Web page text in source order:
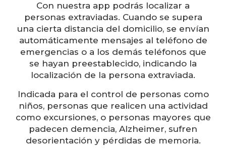
Con nuestra app podrás localizar a
personas extraviadas. Cuando se supera
una cierta distancia del domicilio, se envían
automáticamente mensajes al teléfono de
emergencias o a los demás teléfonos que
se hayan preestablecido, indicando la
localización de la persona extraviada.
Indicada para el control de personas como
niños, personas que realicen una actividad
como excursiones, o personas mayores que
padecen demencia, Alzheimer, sufren
desorientación y pérdidas de memoria.